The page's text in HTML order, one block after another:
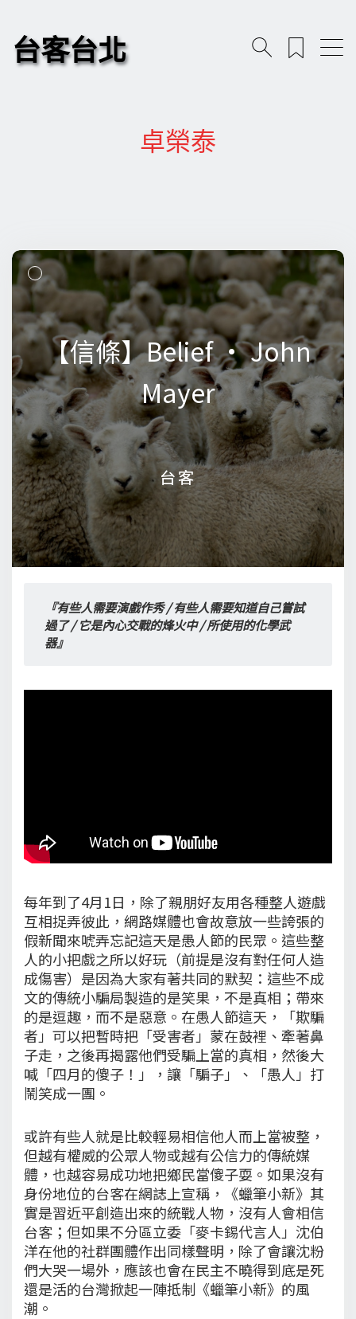
台客台北
卓榮泰
【信條】Belief • John
Mayer
台客
【信條】Belief • John
Mayer
台客
『有些人需要演戲作秀 / 有些人需要知道自己嘗試
過了 / 它是內心交戰的烽火中 / 所使用的化學武
器』
每年到了4月1日，除了親朋好友用各種整人遊戲
互相捉弄彼此，網路媒體也會故意放一些誇張的
假新聞來唬弄忘記這天是愚人節的民眾。這些整
人的小把戲之所以好玩（前提是沒有對任何人造
成傷害）是因為大家有著共同的默契：這些不成
文的傳統小騙局製造的是笑果，不是真相；帶來
的是逗趣，而不是惡意。在愚人節這天，「欺騙
者」可以把暫時把「受害者」蒙在鼓裡、牽著鼻
子走，之後再揭露他們受騙上當的真相，然後大
喊「四月的傻子！」，讓「騙子」、「愚人」打
鬧笑成一團。
或許有些人就是比較輕易相信他人而上當被整，
但越有權威的公眾人物或越有公信力的傳統媒
體，也越容易成功地把鄉民當傻子耍。如果沒有
身份地位的台客在網誌上宣稱，《蠟筆小新》其
實是習近平創造出來的統戰人物，沒有人會相信
台客；但如果不分區立委「麥卡錫代言人」沈伯
洋在他的社群團體作出同樣聲明，除了會讓沈粉
們大哭一場外，應該也會在民主不曉得到底是死
還是活的台灣掀起一陣抵制《蠟筆小新》的風
潮。